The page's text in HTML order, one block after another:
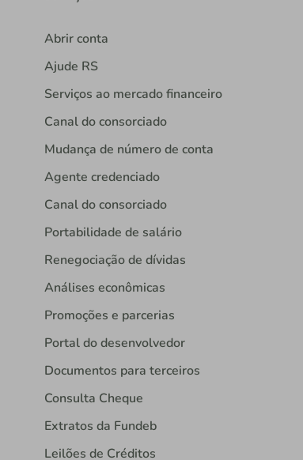
Abrir conta
Ajude RS
Serviços ao mercado financeiro
Canal do consorciado
Mudança de número de conta
Agente credenciado
Canal do consorciado
Portabilidade de salário
Renegociação de dívidas
Análises econômicas
Promoções e parcerias
Portal do desenvolvedor
Documentos para terceiros
Consulta Cheque
Extratos da Fundeb
Leilões de Créditos